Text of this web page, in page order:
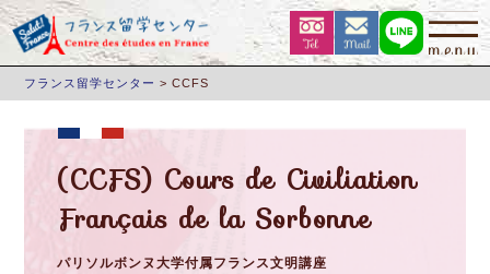
フランス留学センター >CCFS
(CCFS) Cours de Civiliation
Français de la Sorbonne
パリソルボンヌ大学付属フランス文明講座